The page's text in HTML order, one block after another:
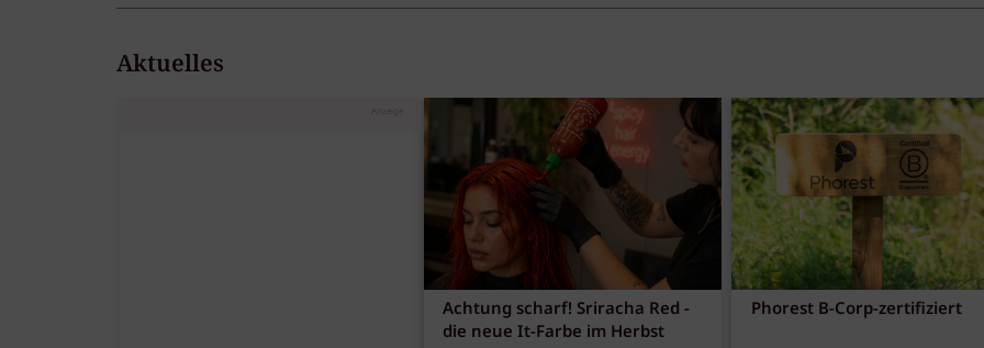
Aktuelles
Anzeige
Achtung scharf! Sriracha Red -
die neue It-Farbe im Herbst
Phorest B-Corp-zertifiziert